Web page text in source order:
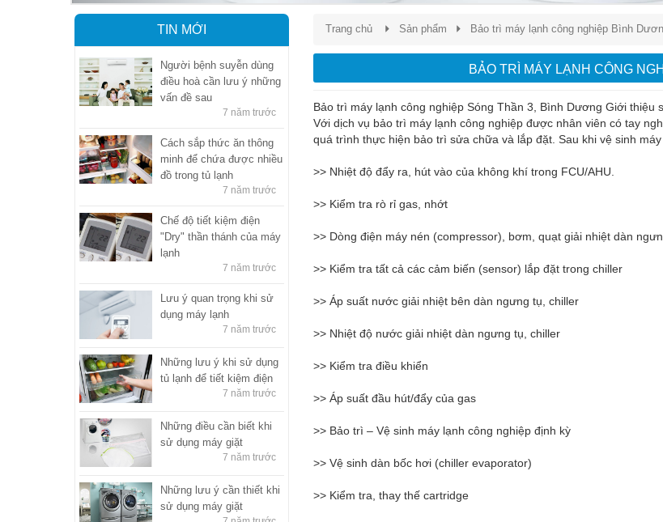
Trang chủ Sản phẩm Bảo trì máy lạnh công nghiệp Bình
BẢO TRÌ MÁY LẠNH CÔNG
Bảo trì máy lạnh công nghiệp Sóng Thần 3, Bình Dương Giới
Với dịch vụ bảo trì máy lạnh công nghiệp được nhân viên có tay
quá trình thực hiện bảo trì sửa chữa và lắp đặt. Sau khi vệ sinh
>> Nhiệt độ đẩy ra, hút vào của không khí trong FCU/AHU.
>> Kiểm tra rò rỉ gas, nhớt
>> Dòng điện máy nén (compressor), bơm, quạt giải nhiệt dàn
>> Kiểm tra tất cả các cảm biến (sensor) lắp đặt trong chiller
>> Áp suất nước giải nhiệt bên dàn ngưng tụ, chiller
>> Nhiệt độ nước giải nhiệt dàn ngưng tụ, chiller
>> Kiểm tra điều khiển
>> Áp suất đầu hút/đẩy của gas
>> Bảo trì – Vệ sinh máy lạnh công nghiệp định kỳ
>> Vệ sinh dàn bốc hơi (chiller evaporator)
>> Kiểm tra, thay thế cartridge
TIN MỚI
Người bệnh suyễn dùng
điều hoà cần lưu ý những
vấn đề sau
7 năm trước
Cách sắp thức ăn thông
minh để chứa được nhiều
đồ trong tủ lạnh
7 năm trước
Chế độ tiết kiệm điện
"Dry" thần thánh của máy
lạnh
7 năm trước
Lưu ý quan trọng khi sử
dụng máy lạnh
7 năm trước
Những lưu ý khi sử dụng
tủ lạnh để tiết kiệm điện
7 năm trước
Những điều cần biết khi
sử dụng máy giặt
7 năm trước
Những lưu ý cần thiết khi
sử dụng máy giặt